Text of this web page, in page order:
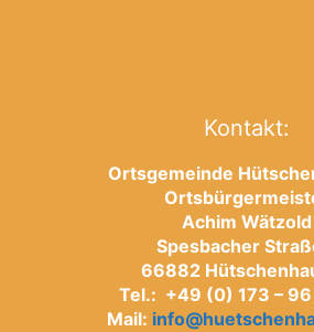
Kontakt:
Ortsgemeinde
Achim Wätzold
Spesbacher
66882
Tel.: +49 (0) 173 – 96
Mail: